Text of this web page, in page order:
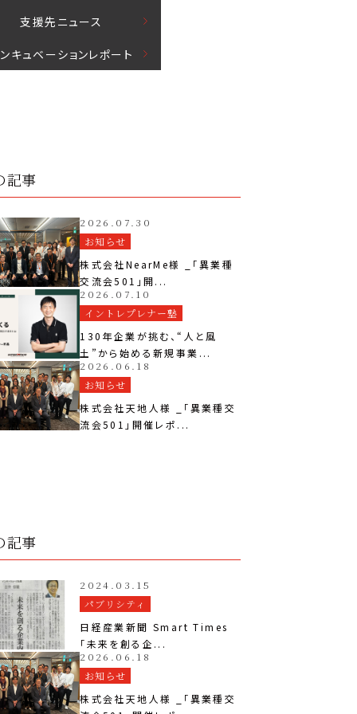
⽀援先ニュース
キュベーションレポート
記事
2026.07.30
お知らせ
株式会社NearMe様 _「異業種
交流会501」開...
2026.07.10
イントレプレナー塾
130年企業が挑む、“人と風
土”から始める新規事業...
2026.06.18
お知らせ
株式会社天地人様 _「異業種交
流会501」開催レポ...
記事
2024.03.15
パブリシティ
日経産業新聞 Smart Times
「未来を創る企...
2026.06.18
お知らせ
株式会社天地人様 _「異業種交